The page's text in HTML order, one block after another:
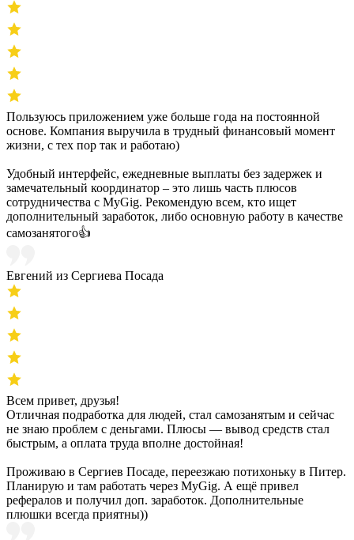
Пользуюсь приложением уже больше года на постоянной
основе. Компания выручила в трудный финансовый момент
жизни, с тех пор так и работаю)
Удобный интерфейс, ежедневные выплаты без задержек и
замечательный координатор – это лишь часть плюсов
сотрудничества с MyGig. Рекомендую всем, кто ищет
дополнительный заработок, либо основную работу в качестве
самозанятого👍
Евгений из Сергиева Посада
Всем привет, друзья!
Отличная подработка для людей, стал самозанятым и сейчас
не знаю проблем с деньгами. Плюсы — вывод средств стал
быстрым, а оплата труда вполне достойная!
Проживаю в Сергиев Посаде, переезжаю потихоньку в Питер.
Планирую и там работать через MyGig. А ещё привел
рефералов и получил доп. заработок. Дополнительные
плюшки всегда приятны))